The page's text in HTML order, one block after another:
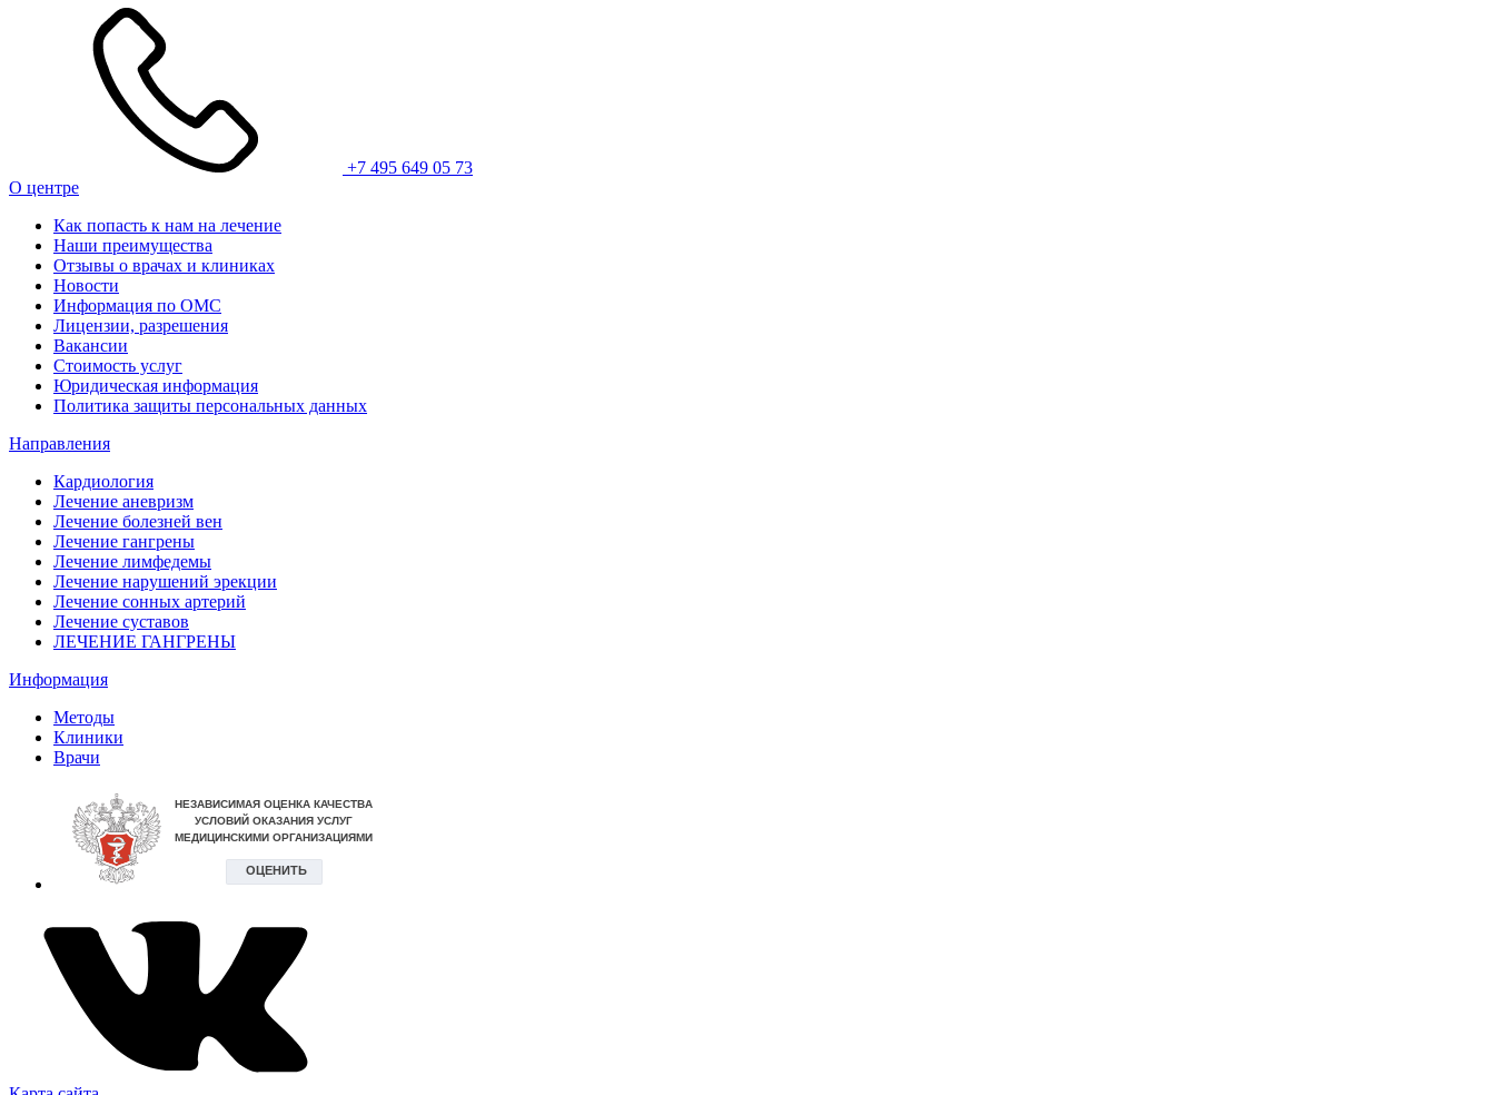
+7 495 649 05 73
О центре
Как попасть к нам на лечение
Наши преимущества
Отзывы о врачах и клиниках
Новости
Информация по ОМС
Лицензии, разрешения
Вакансии
Стоимость услуг
Юридическая информация
Политика защиты персональных данных
Направления
Кардиология
Лечение аневризм
Лечение болезней вен
Лечение гангрены
Лечение лимфедемы
Лечение нарушений эрекции
Лечение сонных артерий
Лечение суставов
ЛЕЧЕНИЕ ГАНГРЕНЫ
Информация
Методы
Клиники
Врачи